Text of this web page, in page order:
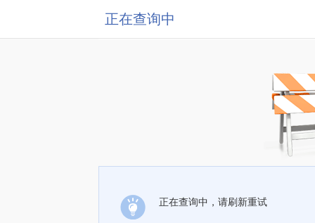
正在查询中
正在查询中，请刷新重试